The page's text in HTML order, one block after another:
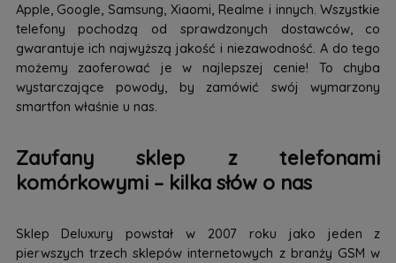
Apple, Google, Samsung, Xiaomi, Realme i innych. Wszystkie
telefony pochodzą od sprawdzonych dostawców, co
gwarantuje ich najwyższą jakość i niezawodność. A do tego
możemy zaoferować je w najlepszej cenie! To chyba
wystarczające powody, by zamówić swój wymarzony
smartfon właśnie u nas.
Zaufany sklep z telefonami
komórkowymi – kilka słów o nas
Sklep Deluxury powstał w 2007 roku jako jeden z
pierwszych trzech sklepów internetowych z branży GSM w